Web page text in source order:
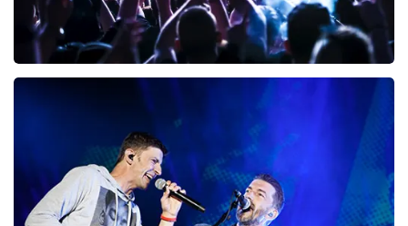
Megadeth
laatste 30 minuten
BESTEL NU